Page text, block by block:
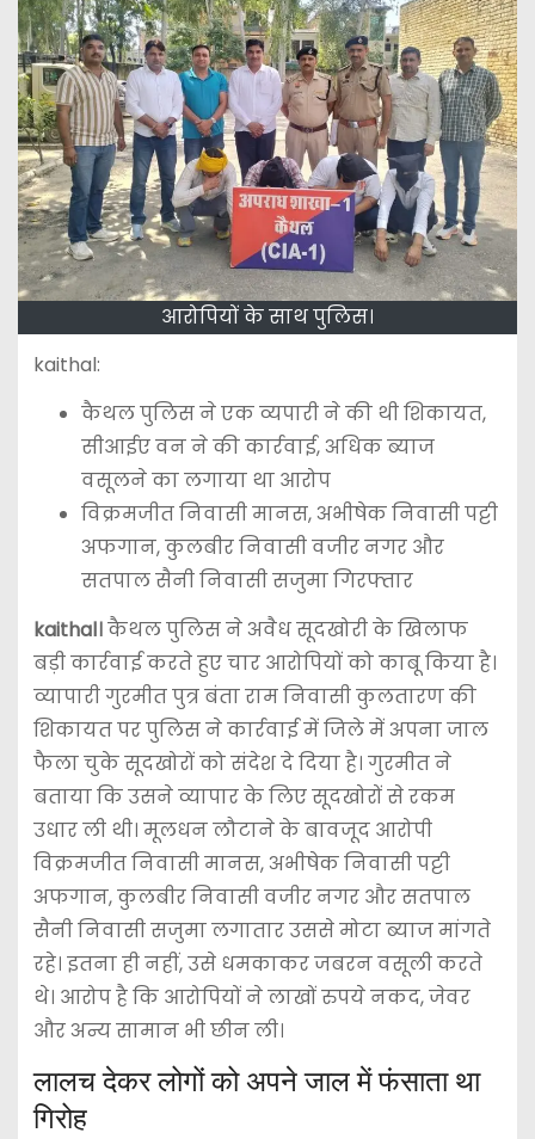
आरोपियों के साथ पुलिस।
kaithal:
कैथल पुलिस ने एक व्यपारी ने की थी शिकायत,
सीआईए वन ने की कार्रवाई, अधिक ब्याज
वसूलने का लगाया था आरोप
विक्रमजीत निवासी मानस, अभीषेक निवासी पट्टी
अफगान, कुलबीर निवासी वजीर नगर और
सतपाल सैनी निवासी सजुमा गिरफ्तार
kaithal।कैथल पुलिस ने अवैध सूदखोरी के खिलाफ
बड़ी कार्रवाई करते हुए चार आरोपियों को काबू किया है।
व्यापारी गुरमीत पुत्र बंता राम निवासी कुलतारण की
शिकायत पर पुलिस ने कार्रवाई में जिले में अपना जाल
फैला चुके सूदखोरों को संदेश दे दिया है। गुरमीत ने
बताया कि उसने व्यापार के लिए सूदखोरों से रकम
उधार ली थी। मूलधन लौटाने के बावजूद आरोपी
विक्रमजीत निवासी मानस, अभीषेक निवासी पट्टी
अफगान, कुलबीर निवासी वजीर नगर और सतपाल
सैनी निवासी सजुमा लगातार उससे मोटा ब्याज मांगते
रहे। इतना ही नहीं, उसे धमकाकर जबरन वसूली करते
थे। आरोप है कि आरोपियों ने लाखों रुपये नकद, जेवर
और अन्य सामान भी छीन ली।
लालच देकर लोगों को अपने जाल में फंसाता था
गिरोह